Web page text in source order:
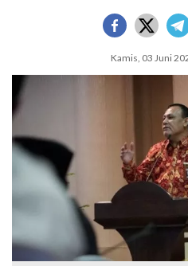
Kamis, 03 Juni